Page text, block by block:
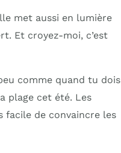
met aussi en lumière
Et croyez-moi, c’est
comme quand tu dois
plage cet été. Les
facile de convaincre les